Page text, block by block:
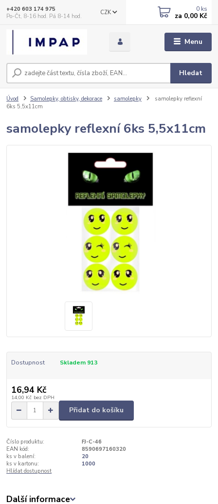
Menu
CZK
Hledat
+420 603 174 975
Po-Čt, 8-16 hod. Pá 8-14 hod.
0 ks
za 0,00 Kč
Úvod Samolepky, obtisky, dekorace samolepky
samolepky reflexní
6ks 5,5x11cm
samolepky reflexní 6ks 5,5x11cm
Dostupnost Skladem 913
16,94 Kč
14,00 Kč bez DPH
Přidat do košíku
Číslo produktu:
FJ-C-46
EAN kód:
8590697160320
ks v balení:
20
ks v kartonu:
1000
Hlídat dostupnost
Další informace